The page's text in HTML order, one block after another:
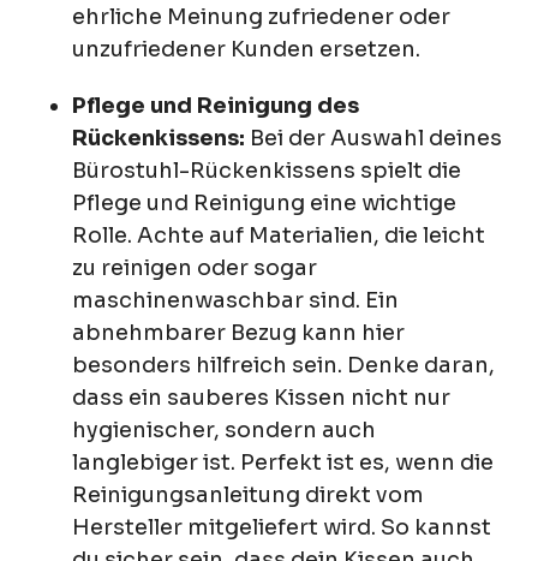
ehrliche Meinung zufriedener oder
unzufriedener Kunden ersetzen.
Pflege und Reinigung des
Rückenkissens: Bei der Auswahl deines
Bürostuhl-Rückenkissens spielt die
Pflege und Reinigung eine wichtige
Rolle. Achte auf Materialien, die leicht
zu reinigen oder sogar
maschinenwaschbar sind. Ein
abnehmbarer Bezug kann hier
besonders hilfreich sein. Denke daran,
dass ein sauberes Kissen nicht nur
hygienischer, sondern auch
langlebiger ist. Perfekt ist es, wenn die
Reinigungsanleitung direkt vom
Hersteller mitgeliefert wird. So kannst